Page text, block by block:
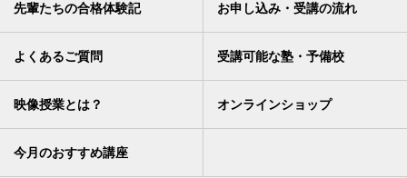
先輩たちの合格体験記 お申し込み・受講の流れ
よくあるご質問 受講可能な塾・予備校
映像授業とは？ オンラインショップ
今月のおすすめ講座